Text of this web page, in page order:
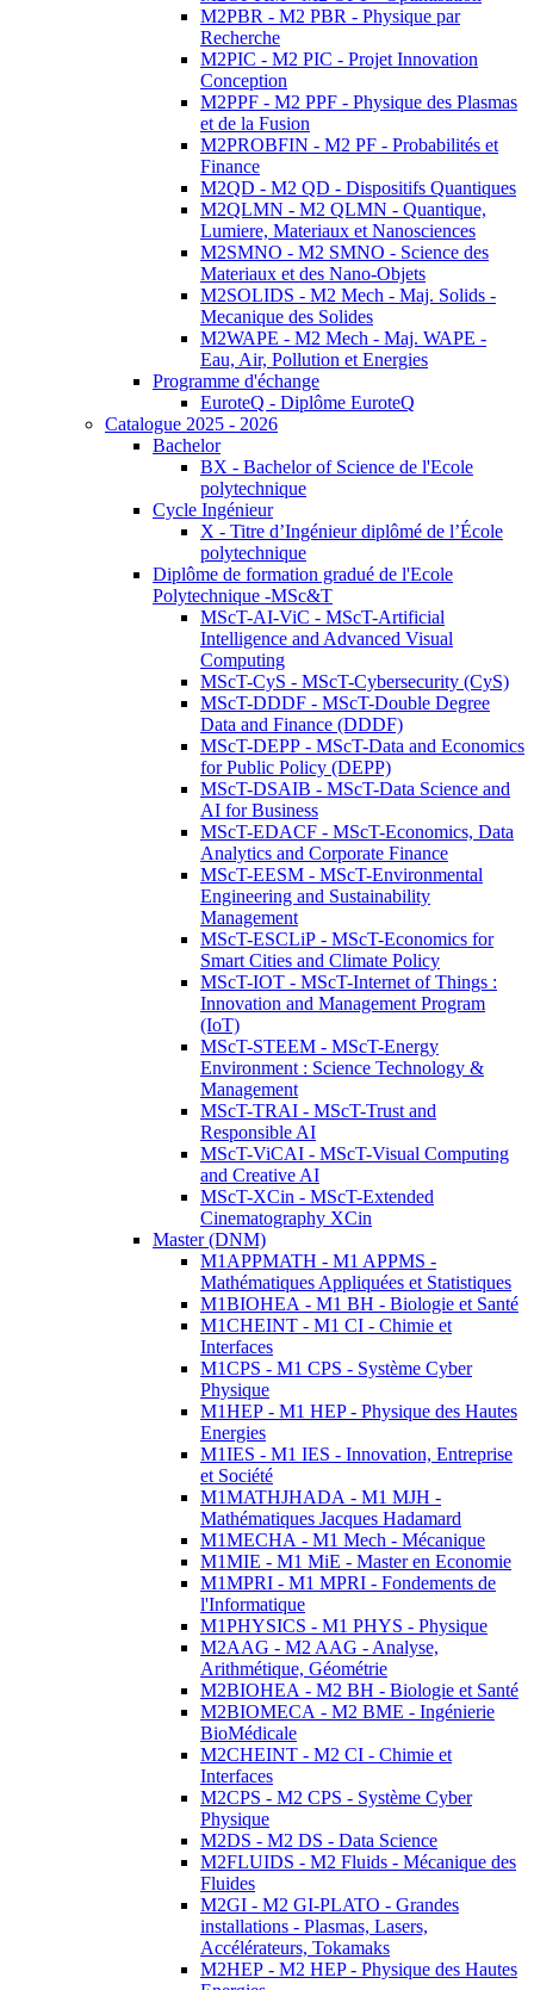
M2PBR - M2 PBR - Physique par
Recherche
M2PIC - M2 PIC - Projet Innovation
Conception
M2PPF - M2 PPF - Physique des Plasmas
et de la Fusion
M2PROBFIN - M2 PF - Probabilités et
Finance
M2QD - M2 QD - Dispositifs Quantiques
M2QLMN - M2 QLMN - Quantique,
Lumiere, Materiaux et Nanosciences
M2SMNO - M2 SMNO - Science des
Materiaux et des Nano-Objets
M2SOLIDS - M2 Mech - Maj. Solids -
Mecanique des Solides
M2WAPE - M2 Mech - Maj. WAPE -
Eau, Air, Pollution et Energies
Programme d'échange
EuroteQ - Diplôme EuroteQ
Catalogue 2025 - 2026
Bachelor
BX - Bachelor of Science de l'Ecole
polytechnique
Cycle Ingénieur
X - Titre d’Ingénieur diplômé de l’École
polytechnique
Diplôme de formation gradué de l'Ecole
Polytechnique -MSc&T
MScT-AI-ViC - MScT-Artificial
Intelligence and Advanced Visual
Computing
MScT-CyS - MScT-Cybersecurity (CyS)
MScT-DDDF - MScT-Double Degree
Data and Finance (DDDF)
MScT-DEPP - MScT-Data and Economics
for Public Policy (DEPP)
MScT-DSAIB - MScT-Data Science and
AI for Business
MScT-EDACF - MScT-Economics, Data
Analytics and Corporate Finance
MScT-EESM - MScT-Environmental
Engineering and Sustainability
Management
MScT-ESCLiP - MScT-Economics for
Smart Cities and Climate Policy
MScT-IOT - MScT-Internet of Things :
Innovation and Management Program
(IoT)
MScT-STEEM - MScT-Energy
Environment : Science Technology &
Management
MScT-TRAI - MScT-Trust and
Responsible AI
MScT-ViCAI - MScT-Visual Computing
and Creative AI
MScT-XCin - MScT-Extended
Cinematography XCin
Master (DNM)
M1APPMATH - M1 APPMS -
Mathématiques Appliquées et Statistiques
M1BIOHEA - M1 BH - Biologie et Santé
M1CHEINT - M1 CI - Chimie et
Interfaces
M1CPS - M1 CPS - Système Cyber
Physique
M1HEP - M1 HEP - Physique des Hautes
Energies
M1IES - M1 IES - Innovation, Entreprise
et Société
M1MATHJHADA - M1 MJH -
Mathématiques Jacques Hadamard
M1MECHA - M1 Mech - Mécanique
M1MIE - M1 MiE - Master en Economie
M1MPRI - M1 MPRI - Fondements de
l'Informatique
M1PHYSICS - M1 PHYS - Physique
M2AAG - M2 AAG - Analyse,
Arithmétique, Géométrie
M2BIOHEA - M2 BH - Biologie et Santé
M2BIOMECA - M2 BME - Ingénierie
BioMédicale
M2CHEINT - M2 CI - Chimie et
Interfaces
M2CPS - M2 CPS - Système Cyber
Physique
M2DS - M2 DS - Data Science
M2FLUIDS - M2 Fluids - Mécanique des
Fluides
M2GI - M2 GI-PLATO - Grandes
installations - Plasmas, Lasers,
Accélérateurs, Tokamaks
M2HEP - M2 HEP - Physique des Hautes